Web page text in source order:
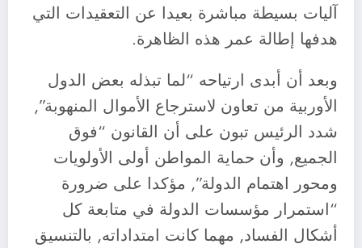
آليات بسيطة مباشرة بعيدا عن التعقيدات التي
هدفها إطالة عمر هذه الظاهرة.
وبعد أن أبدى ارتياحه “لما تبذله بعض الدول
الأوربية من تعاون لاسترجاع الأموال المنهوبة”,
شدد الرئيس تبون على أن القانون “فوق
الجميع, وأن حماية المواطن أولى الأولويات
ومحور اهتمام الدولة”, مؤكدا على ضرورة
“استمرار مؤسسات الدولة في متابعة كل
أشكال الفساد, مهما كانت امتداداته, بالتنسيق